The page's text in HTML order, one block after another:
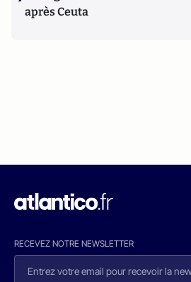
après Ceuta
RECEVEZ NOTRE NEWSLETTER